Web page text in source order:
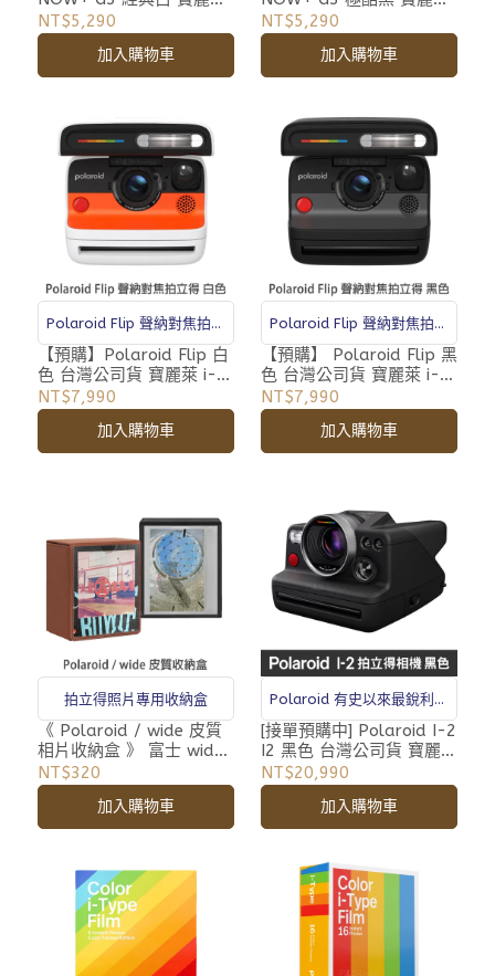
i-Type 拍立得相機 公司貨
自動對焦 腳架孔 雙重曝光
NT$5,290
加入購物車
i-Type 拍立得相機 公司貨
自動對焦 腳架孔 雙重曝光
NT$5,290
加入購物車
Polaroid Flip 聲納對焦拍立
得相機
【預購】Polaroid Flip 白
色 台灣公司貨 寶麗萊 i-
Type 600 拍立得相機 聲
納對焦 腳架孔
NT$7,990
加入購物車
Polaroid Flip 聲納對焦拍立
得相機
【預購】 Polaroid Flip 黑
色 台灣公司貨 寶麗萊 i-
Type 600 拍立得相機 聲
納對焦 腳架孔
NT$7,990
加入購物車
拍立得照片專用收納盒
《 Polaroid / wide 皮質
相片收納盒 》 富士 wide
寶麗萊 SX-70 600 i-Type
拍立得照片 專用 相本 磁
吸 收納盒
NT$320
加入購物車
Polaroid 有史以來最銳利的
鏡頭
[接單預購中] Polaroid I-2
I2 黑色 台灣公司貨 寶麗萊
i-Type SX-70 600 拍立得
相機 自動對焦 腳架孔 雙
NT$20,990
加入購物車